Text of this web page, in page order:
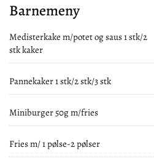
Barnemeny
Medisterkake m/potet og saus 1 stk/2
stk kaker
Pannekaker 1 stk/2 stk/3 stk
Miniburger 50g m/fries
Fries m/ 1 pølse-2 pølser